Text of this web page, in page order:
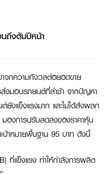
ถึงต้นปีหน้า
จกความกังวลต่อยอดขาย
งมอบรถยนต์ที่ล่าช้า จากปัญหา
งแข็งแรงมาก และไม่ได้ส่งผลก
องการปรับลดลงของราคาหุ้น
ป้าหมายพื้นฐาน 95 บาท ดังนี้
ที่แข็งแรง ทำให้กำลังการผลิต